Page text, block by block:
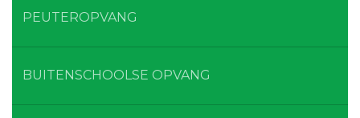
PEUTEROPVANG
BUITENSCHOOLSE OPVANG